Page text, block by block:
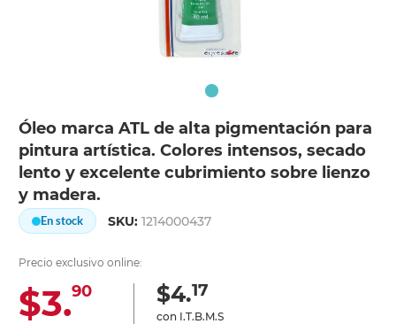
Óleo marca ATL de alta pigmentación para
pintura artística. Colores intensos, secado
lento y excelente cubrimiento sobre lienzo
y madera.
En stock SKU:1214000437
Precio exclusivo online:
$3.90 $4.17
con I.T.B.M.S